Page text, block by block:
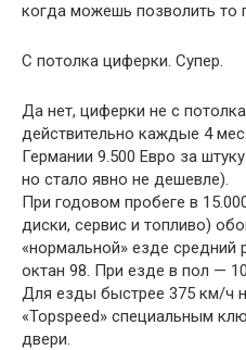
когда можешь позволить то
С потолка циферки. Супер.
Да нет, циферки не с
действительно каждые 4
Германии 9.500 Евро за
но стало явно не дешевле).
При годовом пробеге в
диски, сервис и топливо)
«нормальной» езде
октан 98. При езде в пол —
Для езды быстрее 375 км/ч
«Topspeed» специальным
двери.